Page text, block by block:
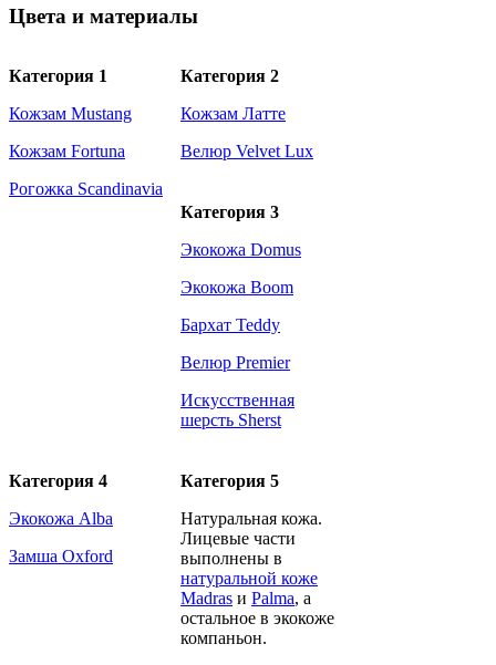
Цвета и материалы
Категория 1
Кожзам Mustang
Кожзам Fortuna
Рогожка Scandinavia
Категория 2
Кожзам Латте
Велюр Velvet Lux
Категория 3
Экокожа Domus
Экокожа Boom
Бархат Teddy
Велюр Premier
Искусственная
шерсть Sherst
Категория 4
Экокожа Alba
Замша Oxford
Категория 5
Натуральная кожа.
Лицевые части
выполнены в
натуральной коже
Madras и Palma, а
остальное в экокоже
компаньон.